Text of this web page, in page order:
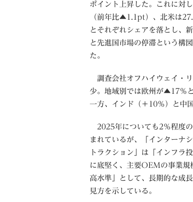
ポイント上昇した。これに対
（前年比▲1.1pt）、北米は
とそれぞれシェアを落とし、
と先進国市場の停滞という構
た。
調査会社オフハイウェイ・
少。地域別では欧州が▲17％
一方、インド（＋10％）と中
2025年についても2％程度
まれているが、「インターナ
トラクション」は「インフラ
に底堅く、主要OEMの事業規
高水準」として、長期的な成
見方を示している。